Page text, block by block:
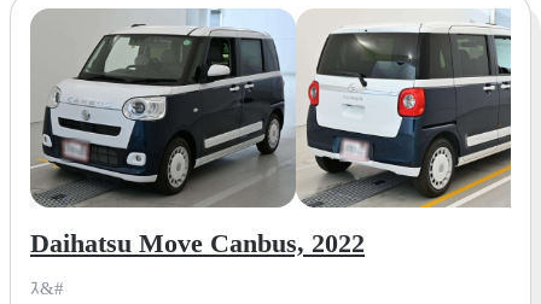
Daihatsu Move Canbus, 2022
ｽ&#